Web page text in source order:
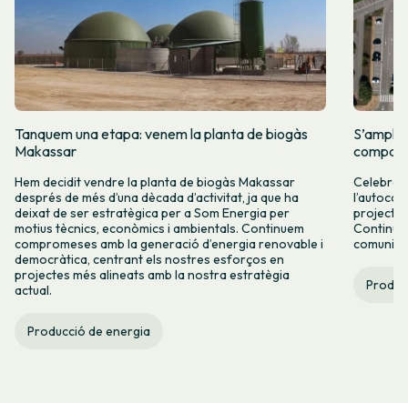
Tanquem una etapa: venem la planta de biogàs
Makassar
Hem decidit vendre la planta de biogàs Makassar
després de més d’una dècada d’activitat, ja que ha
deixat de ser estratègica per a Som Energia per
motius tècnics, econòmics i ambientals. Continuem
compromeses amb la generació d’energia renovable i
democràtica, centrant els nostres esforços en
projectes més alineats amb la nostra estratègia
actual.
Producció de energia